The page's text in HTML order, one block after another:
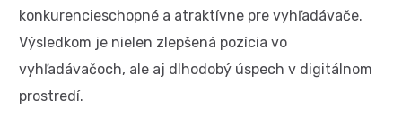
konkurencieschopné a atraktívne pre vyhľadávače.
Výsledkom je nielen zlepšená pozícia vo
vyhľadávačoch, ale aj dlhodobý úspech v digitálnom
prostredí.